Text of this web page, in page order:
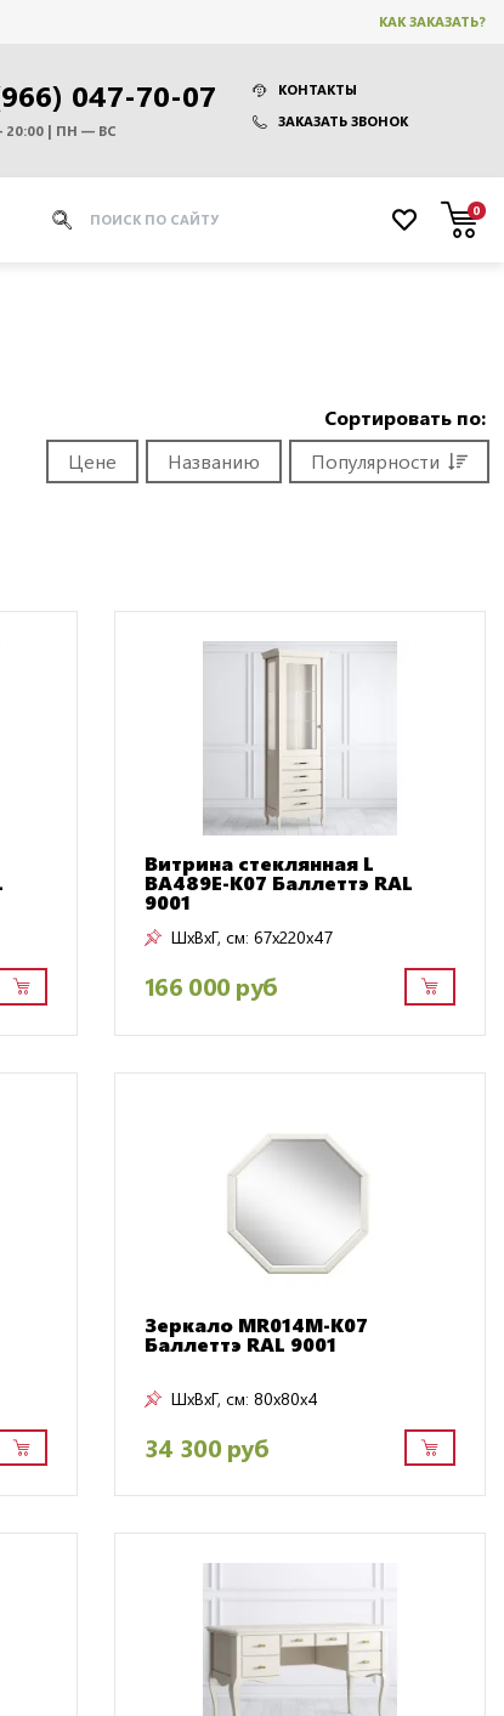
КАК ЗАКАЗАТЬ?
047-70-07
КОНТАКТЫ
ЗАКАЗАТЬ ЗВОНОК
20:00 | ПН — ВС
0
Сортировать по:
Цене
Названию Популярности
Витрина стеклянная L
BA489E-K07 Баллеттэ RAL
9001
ШxВxГ, см: 67x220x47
166 000 руб
Зеркало MR014M-K07
Баллеттэ RAL 9001
ШxВxГ, см: 80x80x4
34 300 руб